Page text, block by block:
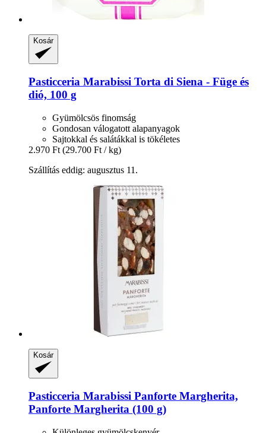
Kosár
Pasticceria Marabissi Torta di Siena -​ Füge és
dió, 100 g
Gyümölcsös finomság
Gondosan válogatott alapanyagok
Sajtokkal és salátákkal is tökéletes
2.970 Ft (29.700 Ft / kg)
Szállítás eddig: augusztus 11.
Kosár
Pasticceria Marabissi Panforte Margherita,
Panforte Margherita (100 g)